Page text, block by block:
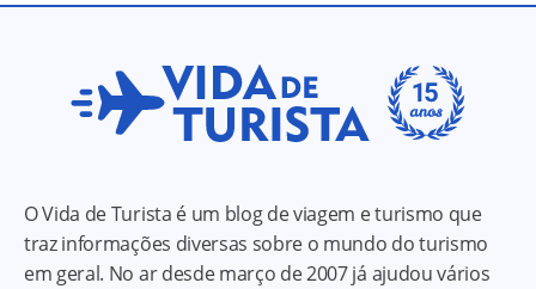
O Vida de Turista é um blog de viagem e turismo que
traz informações diversas sobre o mundo do turismo
em geral. No ar desde março de 2007 já ajudou vários